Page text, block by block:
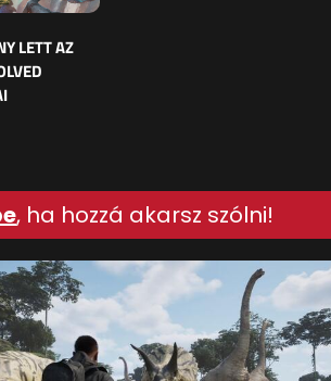
LETT AZ
, ha hozzá akarsz szólni!